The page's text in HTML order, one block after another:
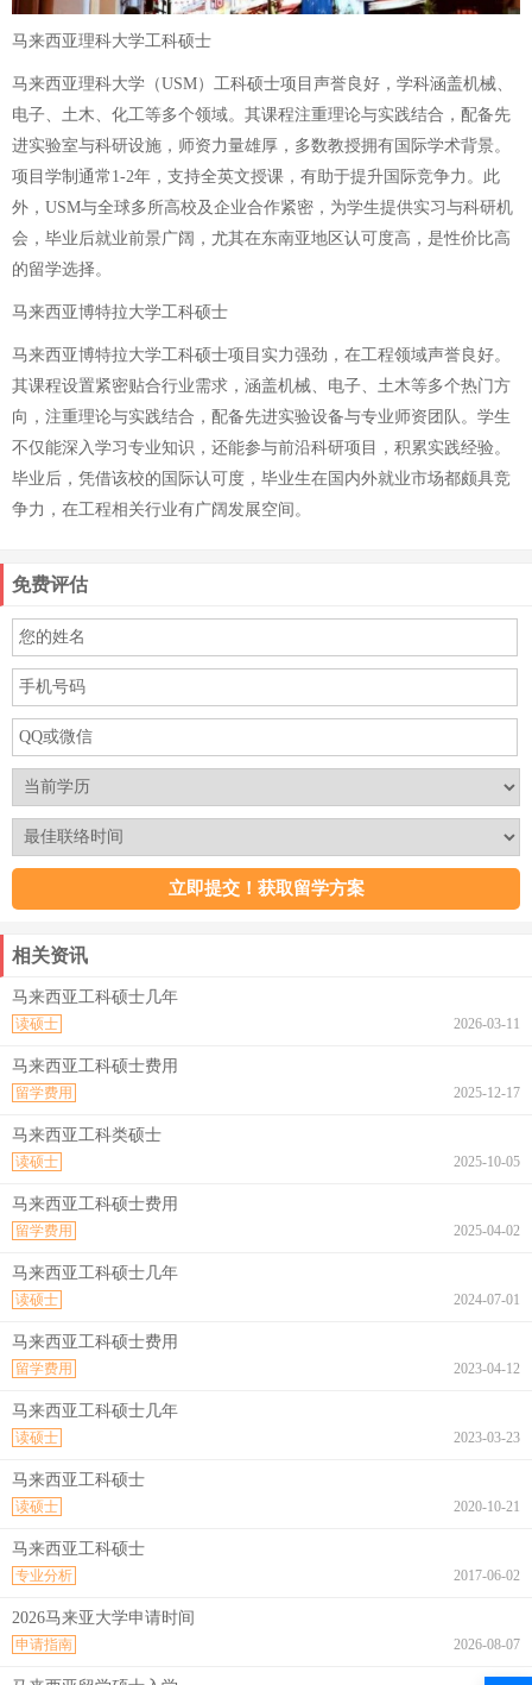
马来西亚理科大学工科硕士
马来西亚理科大学（USM）工科硕士项目声誉良好，学科涵盖机械、
电子、土木、化工等多个领域。其课程注重理论与实践结合，配备先
进实验室与科研设施，师资力量雄厚，多数教授拥有国际学术背景。
项目学制通常1-2年，支持全英文授课，有助于提升国际竞争力。此
外，USM与全球多所高校及企业合作紧密，为学生提供实习与科研机
会，毕业后就业前景广阔，尤其在东南亚地区认可度高，是性价比高
的留学选择。
马来西亚博特拉大学工科硕士
马来西亚博特拉大学工科硕士项目实力强劲，在工程领域声誉良好。
其课程设置紧密贴合行业需求，涵盖机械、电子、土木等多个热门方
向，注重理论与实践结合，配备先进实验设备与专业师资团队。学生
不仅能深入学习专业知识，还能参与前沿科研项目，积累实践经验。
毕业后，凭借该校的国际认可度，毕业生在国内外就业市场都颇具竞
争力，在工程相关行业有广阔发展空间。
免费评估
相关资讯
马来西亚工科硕士几年
2026-03-11
读硕士
马来西亚工科硕士费用
2025-12-17
留学费用
马来西亚工科类硕士
2025-10-05
读硕士
马来西亚工科硕士费用
2025-04-02
留学费用
马来西亚工科硕士几年
2024-07-01
读硕士
马来西亚工科硕士费用
2023-04-12
留学费用
马来西亚工科硕士几年
2023-03-23
读硕士
马来西亚工科硕士
2020-10-21
读硕士
马来西亚工科硕士
2017-06-02
专业分析
2026马来亚大学申请时间
2026-08-07
申请指南